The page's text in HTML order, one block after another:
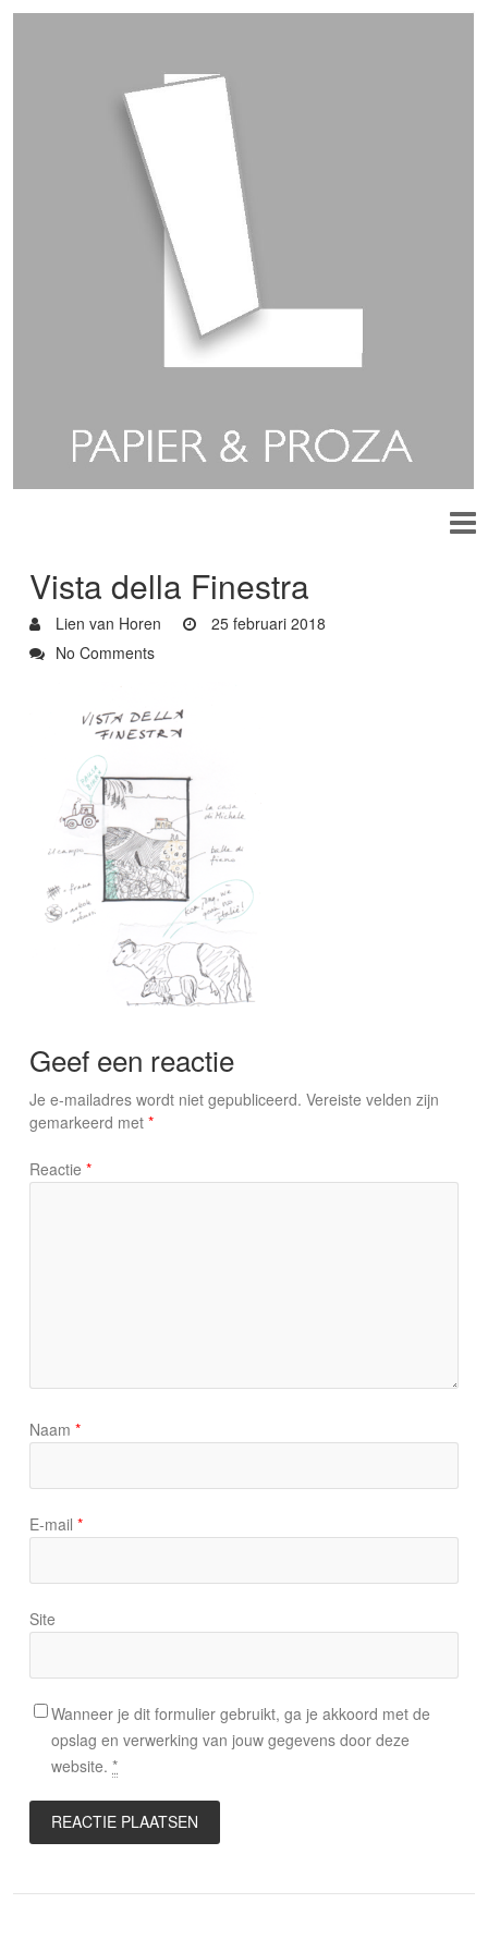
Vista della Finestra
Lien van Horen
25 februari 2018
No Comments
Geef een reactie
Je e-mailadres wordt niet gepubliceerd. Vereiste velden zijn
gemarkeerd met *
Reactie *
Naam *
E-mail *
Site
Wanneer je dit formulier gebruikt, ga je akkoord met de
opslag en verwerking van jouw gegevens door deze
website. *